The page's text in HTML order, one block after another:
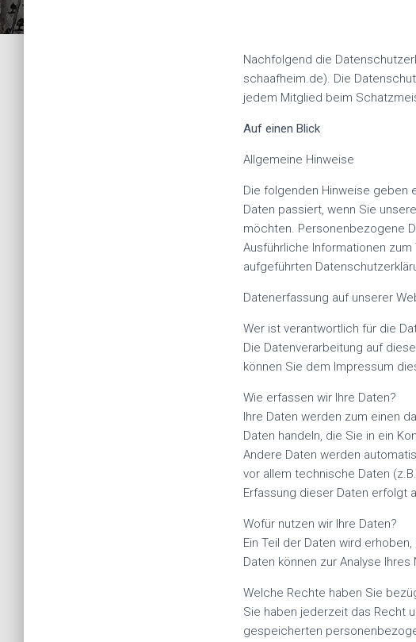
Nachfolgend die
schaafheim.de). Die
jedem Mitglied beim
Auf einen Blick
Allgemeine Hinweise
Die folgenden Hinweise geben
Daten passiert, wenn Sie
möchten. Personenbezogene
Ausführliche Informationen
aufgeführten
Datenerfassung auf unserer
Wer ist verantwortlich für die
Die Datenverarbeitung auf
können Sie dem Impressum
Wie erfassen wir Ihre Daten?
Ihre Daten werden zum einen
Daten handeln, die Sie in ein
Andere Daten werden
vor allem technische Daten
Erfassung dieser Daten erfolgt
Wofür nutzen wir Ihre Daten?
Ein Teil der Daten wird
Daten können zur Analyse
Welche Rechte haben Sie
Sie haben jederzeit das Recht
gespeicherten